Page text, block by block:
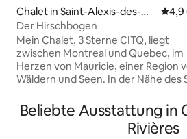
Chalet in Saint-Alexis-des-M
onts
4,9
Der Hirschbogen
Mein Chalet, 3 Sterne CITQ, liegt
zwischen Montreal und Quebec, im
Herzen von Mauricie, einer Region
Wäldern und Seen. In der Nähe des
mit Wassersportaktivitäten und
Wanderungen, Schneemobilfahren
Schlittenhunden. In der Nähe des
Beliebte Ausstattung in
Rivières